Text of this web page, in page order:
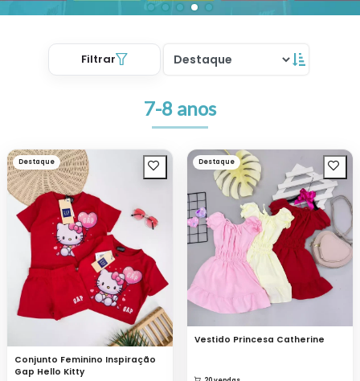
Filtrar
7-8 anos
Destaque
Conjunto Feminino Inspiração
Gap Hello Kitty
Destaque
Vestido Princesa Catherine